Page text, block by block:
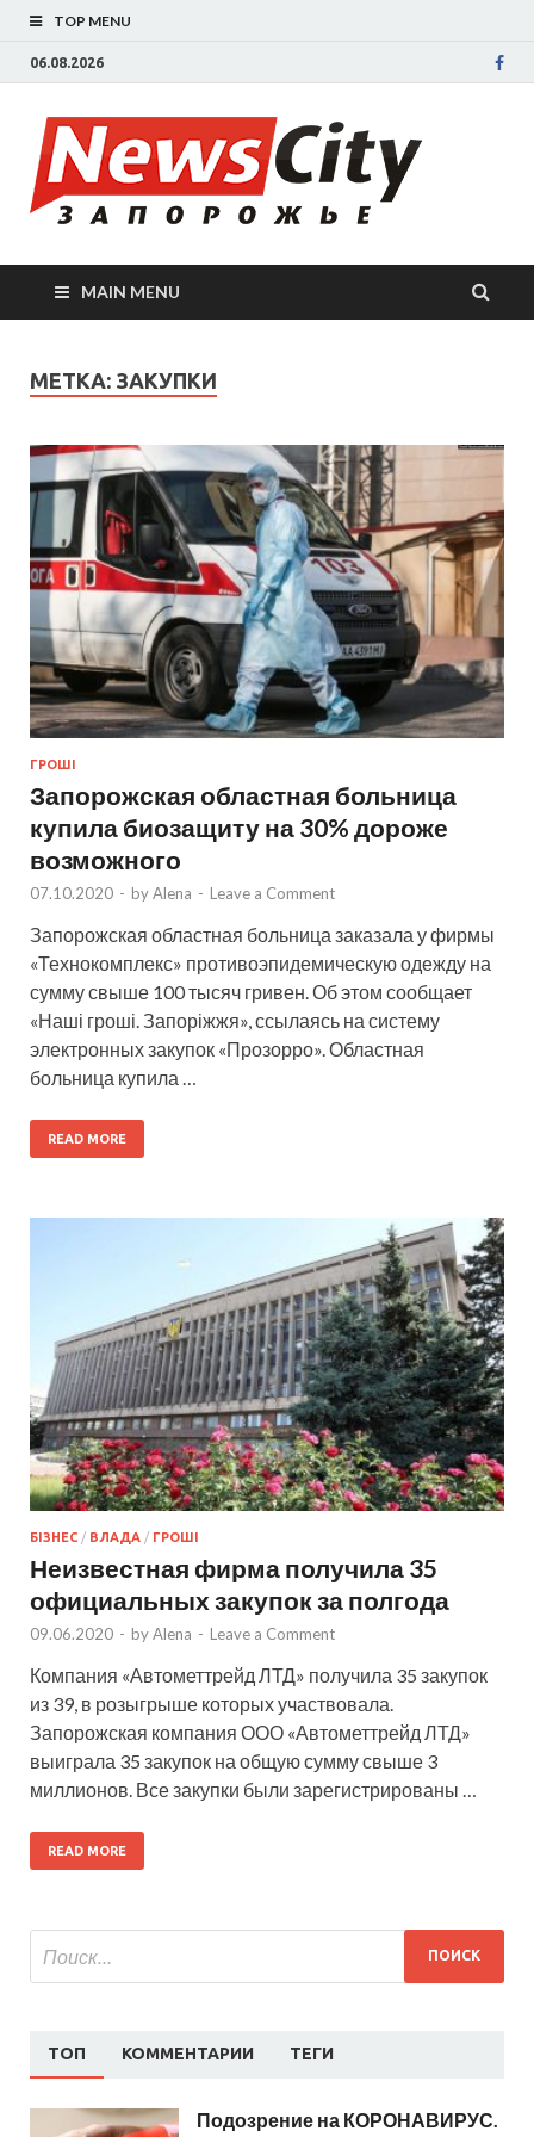
TOP MENU
06.08.2026
MAIN MENU
МЕТКА: ЗАКУПКИ
ГРОШІ
Запорожская областная больница
купила биозащиту на 30% дороже
возможного
07.10.2020 - byAlena - Leave a Comment
Запорожская областная больница заказала у фирмы
«Технокомплекс» противоэпидемическую одежду на
сумму свыше 100 тысяч гривен. Об этом сообщает
«Наші гроші. Запоріжжя», ссылаясь на систему
электронных закупок «Прозорро». Областная
больница купила …
READ MORE
БІЗНЕС / ВЛАДА / ГРОШІ
Неизвестная фирма получила 35
официальных закупок за полгода
09.06.2020 - byAlena - Leave a Comment
Компания «Автометтрейд ЛТД» получила 35 закупок
из 39, в розыгрыше которых участвовала.
Запорожская компания ООО «Автометтрейд ЛТД»
выиграла 35 закупок на общую сумму свыше 3
миллионов. Все закупки были зарегистрированы …
READ MORE
ТОП КОММЕНТАРИИ ТЕГИ
Подозрение на КОРОНАВИРУС.